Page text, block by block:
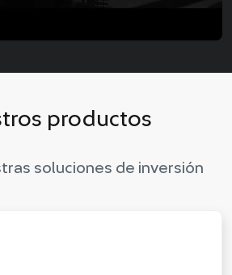
productos
soluciones de inversión